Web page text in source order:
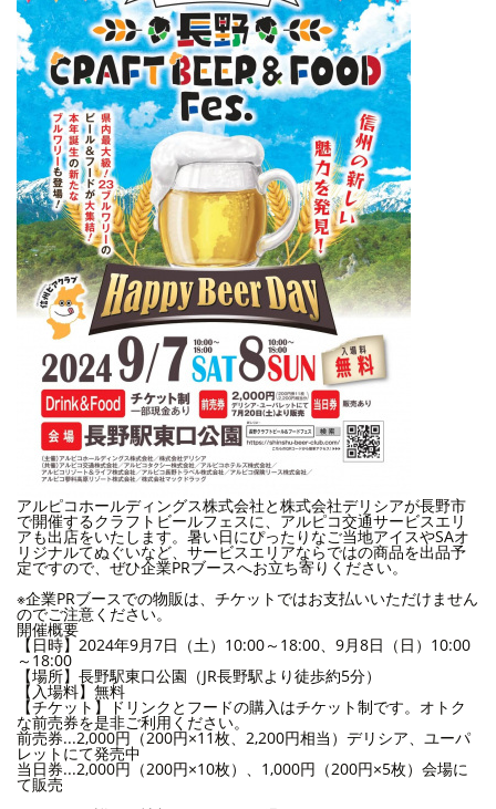
アルピコホールディングス株式会社と株式会社デリシアが長野市
で開催するクラフトビールフェスに、アルピコ交通サービスエリ
アも出店をいたします。暑い日にぴったりなご当地アイスやSAオ
リジナルてぬぐいなど、サービスエリアならではの商品を出品予
定ですので、ぜひ企業PRブースへお立ち寄りください。
※企業PRブースでの物販は、チケットではお支払いいただけません
のでご注意ください。
開催概要
【日時】2024年9月7日（土）10:00～18:00、9月8日（日）10:00
～18:00
【場所】長野駅東口公園 （JR長野駅より徒歩約5分）
【入場料】無料
【チケット】ドリンクとフードの購入はチケット制です。オトク
な前売券を是非ご利用ください。
前売券...2,000円（200円×11枚、2,200円相当）デリシア、ユーパ
レットにて発売中
当日券...2,000円（200円×10枚）、1,000円（200円×5枚）会場に
て販売